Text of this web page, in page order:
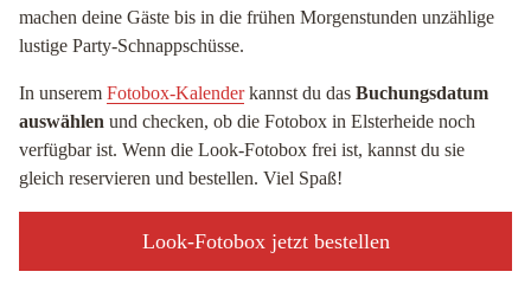
machen deine Gäste bis in die frühen Morgenstunden unzählige
lustige Party-Schnappschüsse.
In unserem Fotobox-Kalenderkannst du das Buchungsdatum
auswählen und checken, ob die Fotobox in Elsterheide noch
verfügbar ist. Wenn die Look-Fotobox frei ist, kannst du sie
gleich reservieren und bestellen. Viel Spaß!
Look-Fotobox jetzt bestellen